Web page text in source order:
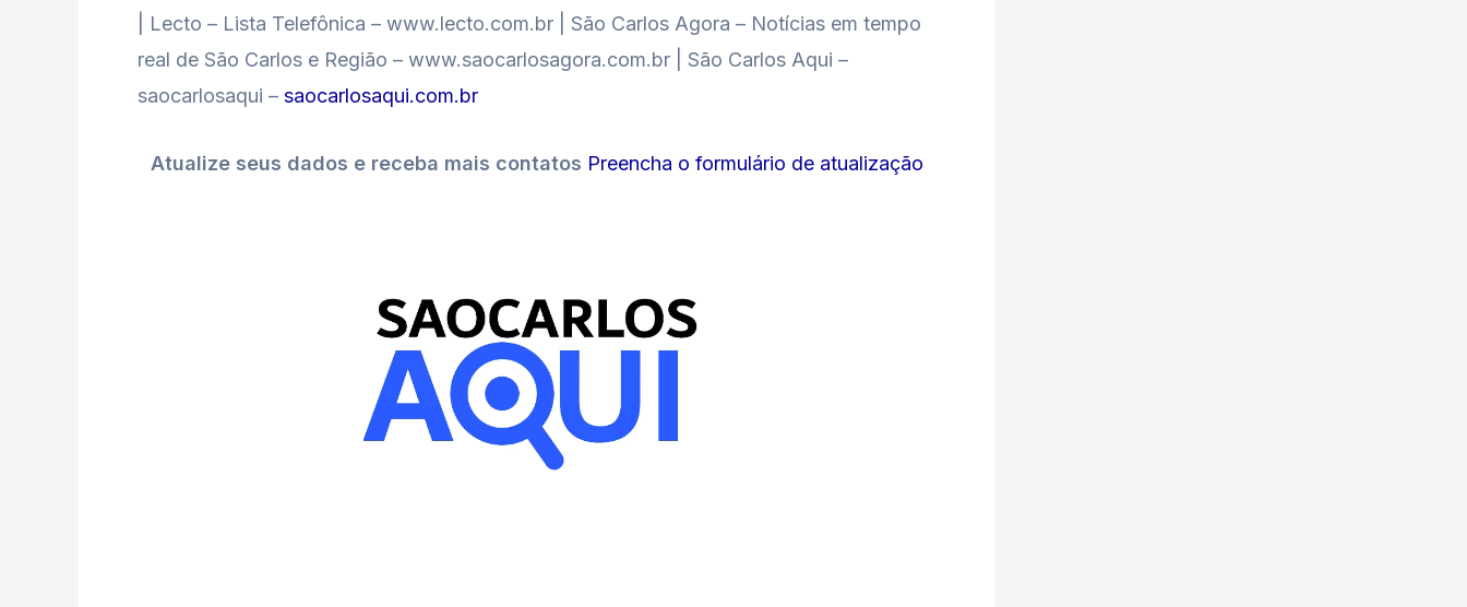
| Lecto – Lista Telefônica – www.lecto.com.br | São Carlos Agora – Notícias em tempo
real de São Carlos e Região – www.saocarlosagora.com.br | São Carlos Aqui –
saocarlosaqui – saocarlosaqui.com.br
Atualize seus dados e receba mais contatos Preencha o formulário de atualização